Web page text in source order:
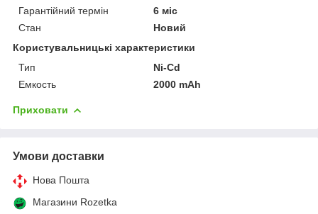
Гарантійний термін
6 міс
Стан
Новий
Користувальницькі характеристики
Тип
Ni-Cd
Емкость
2000 mAh
Приховати
Умови доставки
Нова Пошта
Магазини Rozetka